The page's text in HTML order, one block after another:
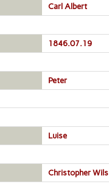
Carl Albert
1846.07.19
Peter
Luise
Christopher Wils